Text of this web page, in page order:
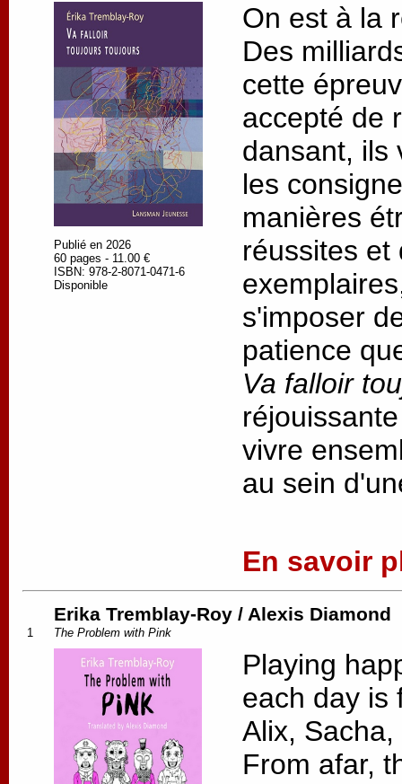
Publié en 2026
60 pages - 11.00 €
ISBN: 978-2-8071-0471-6
Disponible
On est à la
Des
cette
accepté de
dansant, ils
les
manières
réussites et
s'imposer
patience
Va falloir
vivre
au sein
En savoir
1
Erika Tremblay-Roy / Alexis Diamond
The Problem with Pink
Playing
each day is
Alix,
From afar,